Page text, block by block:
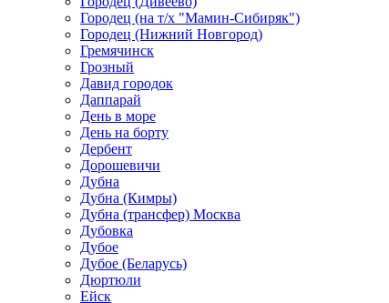
Городец (на т/х "Мамин-Сибиряк")
Городец (Нижний Новгород)
Гремячинск
Грозный
Давид городок
Даппарай
День в море
День на борту
Дербент
Дорошевичи
Дубна
Дубна (Кимры)
Дубна (трансфер) Москва
Дубовка
Дубое
Дубое (Беларусь)
Дюртюли
Ейск